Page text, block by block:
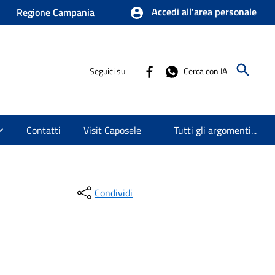
Regione Campania Accedi all'area personale
Seguici su Cerca con IA
Contatti Visit Caposele Tutti gli argomenti...
Condividi